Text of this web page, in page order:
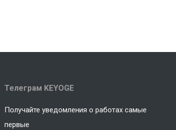
Телеграм KEYOGE
Получайте уведомления о работах самые
первые